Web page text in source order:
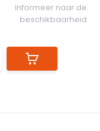
Informeer naar de
beschikbaarheid